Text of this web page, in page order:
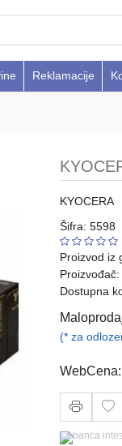
Reklamacije
KYOCERA
Šifra: 5598
Proizvod iz
Proizvođač:
Dostupna
(* za
WebCena:
Količina